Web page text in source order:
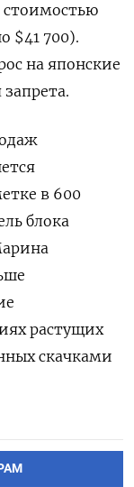
стоимостью
$41 700).
на японские
в 600
блока
растущих
скачками